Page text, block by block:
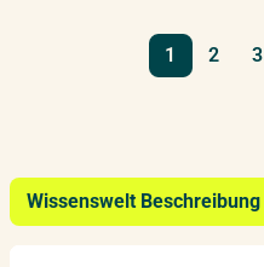
1 2 3
Wissenswelt Beschreibung